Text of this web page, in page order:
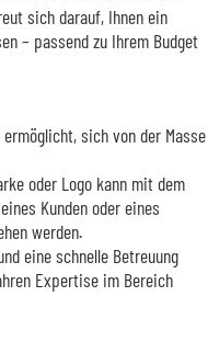
sich darauf, Ihnen ein
– passend zu Ihrem Budget
sich von der Masse
oder Logo kann mit dem
Kunden oder eines
werden.
eine schnelle Betreuung
Expertise im Bereich